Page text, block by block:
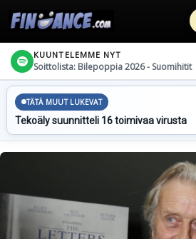
KUUNTELEMME NYT
Soittolista: Bilepoppia 2026 - Suomihitit
TÄTÄ MUUT LUKEVAT
Tekoäly suunnitteli 16 toimivaa virusta